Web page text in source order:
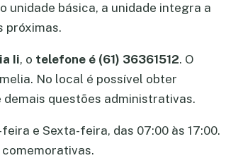
unidade básica, a unidade integra a
próximas.
Ii, o telefone é (61) 36361512. O
No local é possível obter
questões administrativas.
e Sexta-feira, das 07:00 às 17:00.